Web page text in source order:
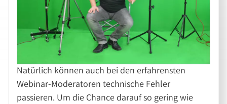
Natürlich können auch bei den erfahrensten
Webinar-Moderatoren technische Fehler
passieren. Um die Chance darauf so gering wie